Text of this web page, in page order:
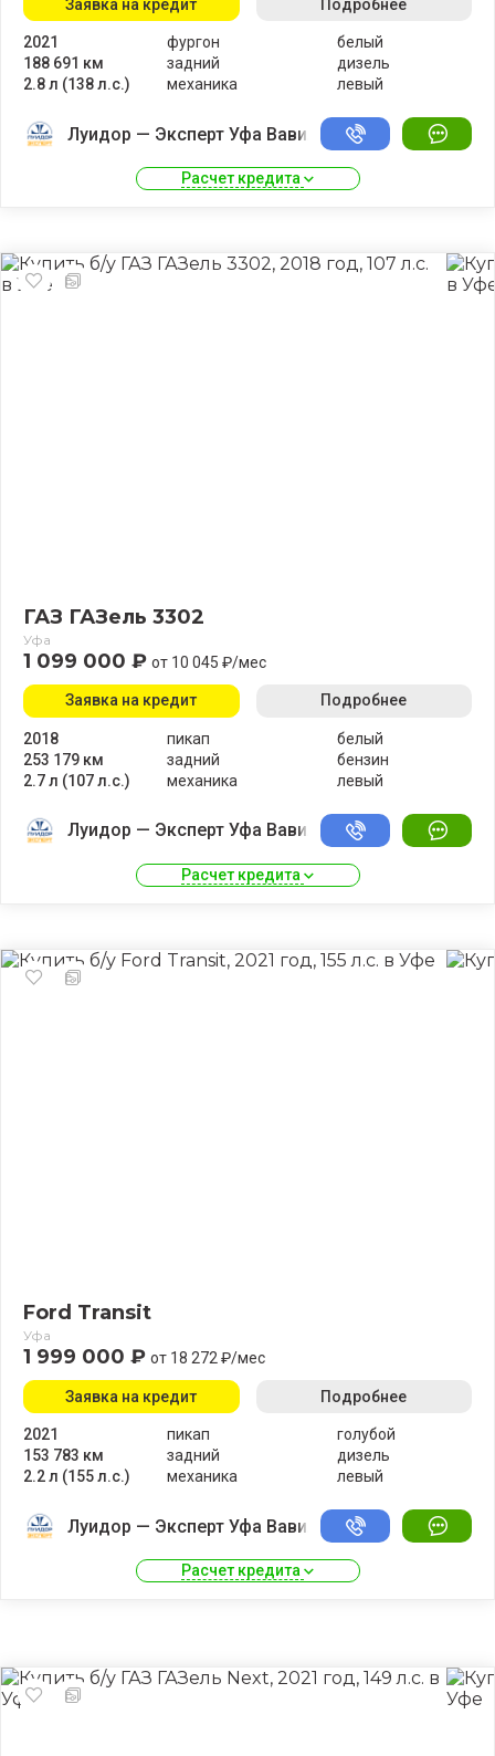
2021
188 691 км
2.8 л (138 л.с.)
фургон
задний
механика
белый
дизель
левый
Заявка на кредит Подробнее
Луидор — Эксперт Уфа Вавилово
Расчет кредита
ГАЗ ГАЗель 3302
Уфа
1 099 000 ₽ от 10 045 ₽/мес
2018
253 179 км
2.7 л (107 л.с.)
пикап
задний
механика
белый
бензин
левый
Заявка на кредит Подробнее
Луидор — Эксперт Уфа Вавилово
Расчет кредита
Ford Transit
Уфа
1 999 000 ₽ от 18 272 ₽/мес
2021
153 783 км
2.2 л (155 л.с.)
пикап
задний
механика
голубой
дизель
левый
Заявка на кредит Подробнее
Луидор — Эксперт Уфа Вавилово
Расчет кредита